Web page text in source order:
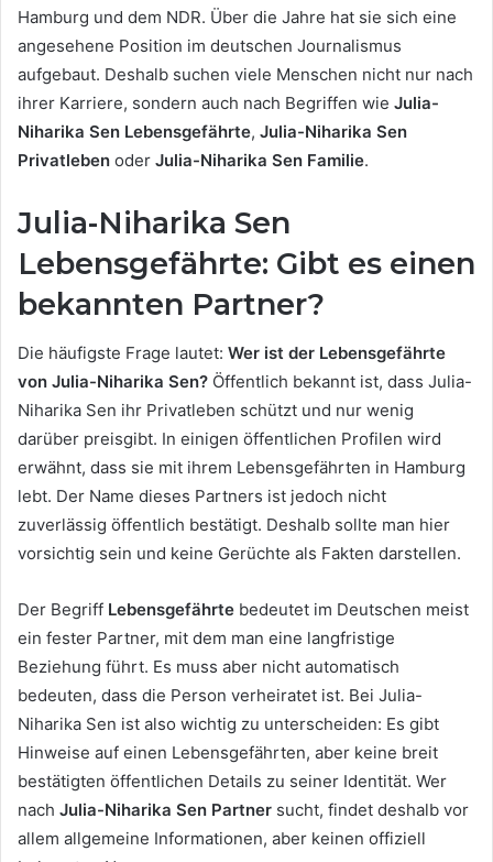
Hamburg und dem NDR. Über die Jahre hat sie sich eine
angesehene Position im deutschen Journalismus
aufgebaut. Deshalb suchen viele Menschen nicht nur nach
ihrer Karriere, sondern auch nach Begriffen wie Julia-
Niharika Sen Lebensgefährte, Julia-Niharika Sen
Privatleben oder Julia-Niharika Sen Familie.
Julia-Niharika Sen
Lebensgefährte: Gibt es einen
bekannten Partner?
Die häufigste Frage lautet: Wer ist der Lebensgefährte
von Julia-Niharika Sen? Öffentlich bekannt ist, dass Julia-
Niharika Sen ihr Privatleben schützt und nur wenig
darüber preisgibt. In einigen öffentlichen Profilen wird
erwähnt, dass sie mit ihrem Lebensgefährten in Hamburg
lebt. Der Name dieses Partners ist jedoch nicht
zuverlässig öffentlich bestätigt. Deshalb sollte man hier
vorsichtig sein und keine Gerüchte als Fakten darstellen.
Der Begriff Lebensgefährte bedeutet im Deutschen meist
ein fester Partner, mit dem man eine langfristige
Beziehung führt. Es muss aber nicht automatisch
bedeuten, dass die Person verheiratet ist. Bei Julia-
Niharika Sen ist also wichtig zu unterscheiden: Es gibt
Hinweise auf einen Lebensgefährten, aber keine breit
bestätigten öffentlichen Details zu seiner Identität. Wer
nach Julia-Niharika Sen Partner sucht, findet deshalb vor
allem allgemeine Informationen, aber keinen offiziell